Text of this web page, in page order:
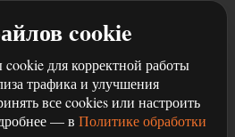
Дону, ул. Щербакова,
107/29
cookie
для корректной работы
трафика и улучшения
все cookies или настроить
— в Политике обработки